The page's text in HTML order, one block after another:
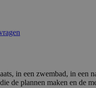
in een zwembad, in een
de plannen maken en de